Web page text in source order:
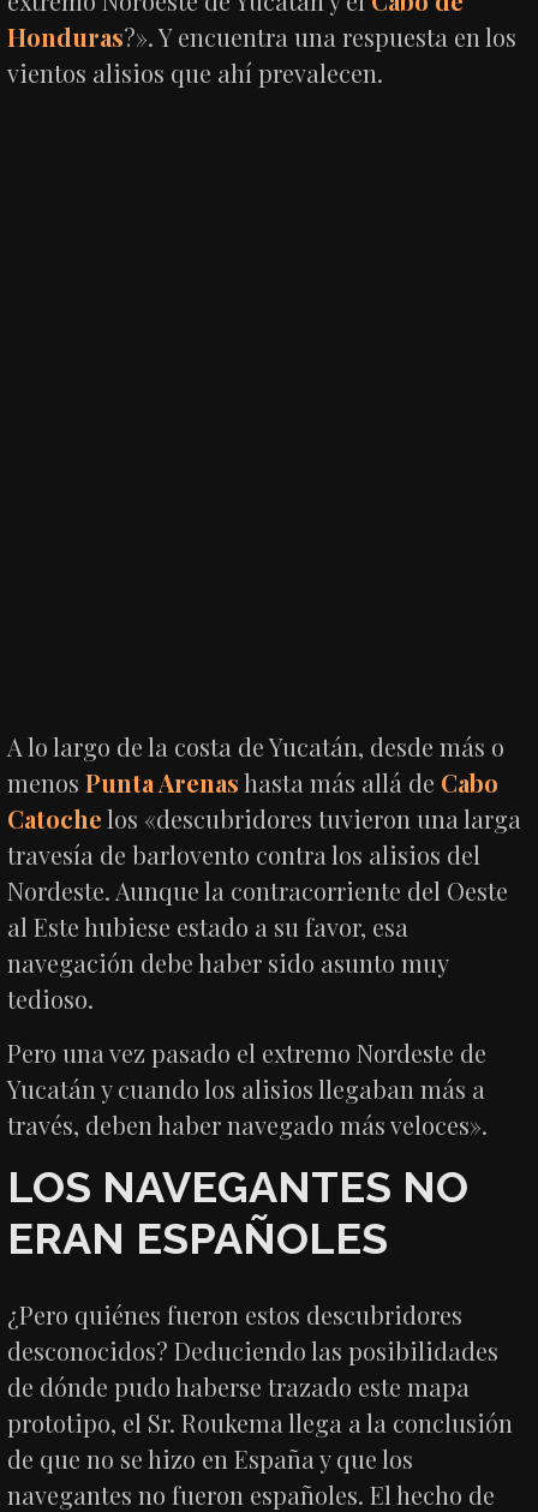
Honduras?». Y encuentra una respuesta en los
vientos alisios que ahí prevalecen.
A lo largo de la costa de Yucatán, desde más o
menos Punta Arenashasta más allá de Cabo
Catochelos «descubridores tuvieron una larga
travesía de barlovento contra los alisios del
Nordeste. Aunque la contracorriente del Oeste
al Este hubiese estado a su favor, esa
navegación debe haber sido asunto muy
tedioso.
Pero una vez pasado el extremo Nordeste de
Yucatán y cuando los alisios llegaban más a
través, deben haber navegado más veloces».
LOS NAVEGANTES NO
ERAN ESPAÑOLES
¿Pero quiénes fueron estos descubridores
desconocidos? Deduciendo las posibilidades
de dónde pudo haberse trazado este mapa
prototipo, el Sr. Roukema llega a la conclusión
de que no se hizo en España y que los
navegantes no fueron españoles. El hecho de